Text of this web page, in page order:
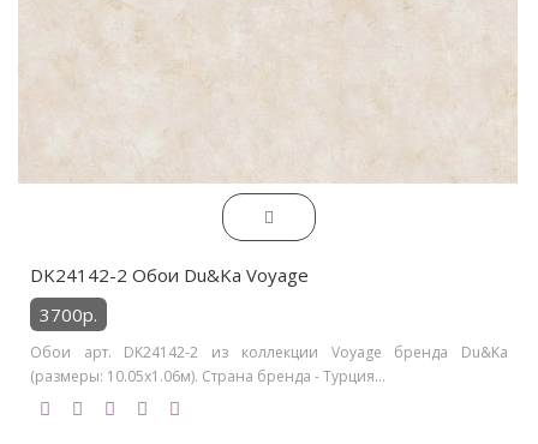
DK24142-2 Обои Du&Ka Voyage
3700р.
Обои арт. DK24142-2 из коллекции Voyage бренда Du&Ka
(размеры: 10.05х1.06м). Страна бренда - Турция...